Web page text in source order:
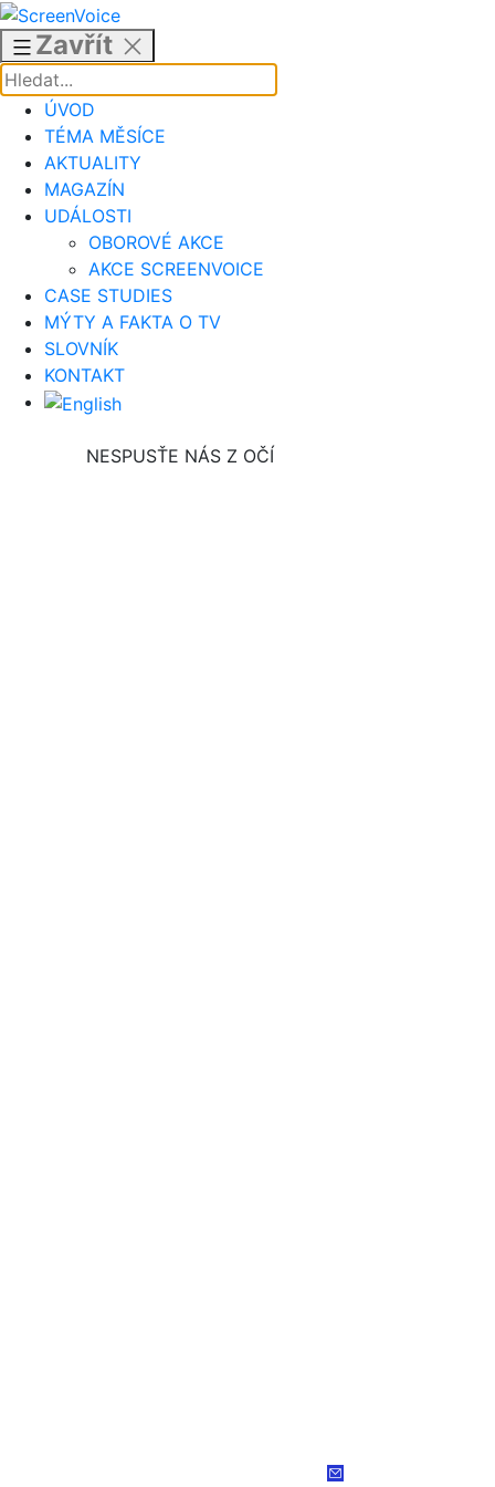
Přejít
obsahu
Zavřít
ÚVOD
TÉMA MĚSÍCE
AKTUALITY
MAGAZÍN
UDÁLOSTI
OBOROVÉ AKCE
AKCE SCREENVOICE
CASE STUDIES
MÝTY A FAKTA O TV
SLOVNÍK
KONTAKT
NESPUSŤE NÁS Z OČÍ